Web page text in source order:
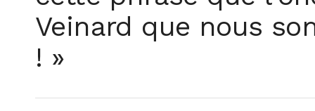
Veinard que nous
! »